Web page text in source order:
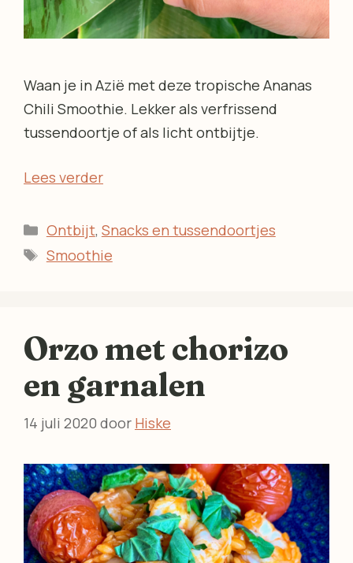
Waan je in Azië met deze tropische Ananas
Chili Smoothie. Lekker als verfrissend
tussendoortje of als licht ontbijtje.
Lees verder
Categorieën
Ontbijt, Snacks en tussendoortjes
Tags
Smoothie
Orzo met chorizo
en garnalen
14 juli 2020 door Hiske